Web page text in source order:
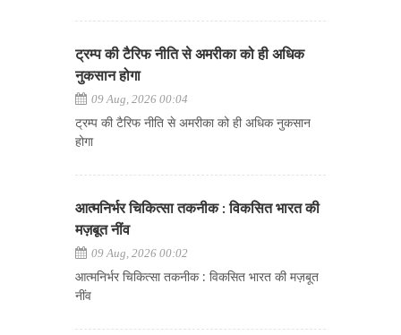
ट्रम्प की टैरिफ नीति से अमरीका को ही अधिक
नुकसान होगा
09 Aug, 2026 00:04
ट्रम्प की टैरिफ नीति से अमरीका को ही अधिक नुकसान
होगा
आत्मनिर्भर चिकित्सा तकनीक : विकसित भारत की
मज़बूत नींव
09 Aug, 2026 00:02
आत्मनिर्भर चिकित्सा तकनीक : विकसित भारत की मज़बूत
नींव